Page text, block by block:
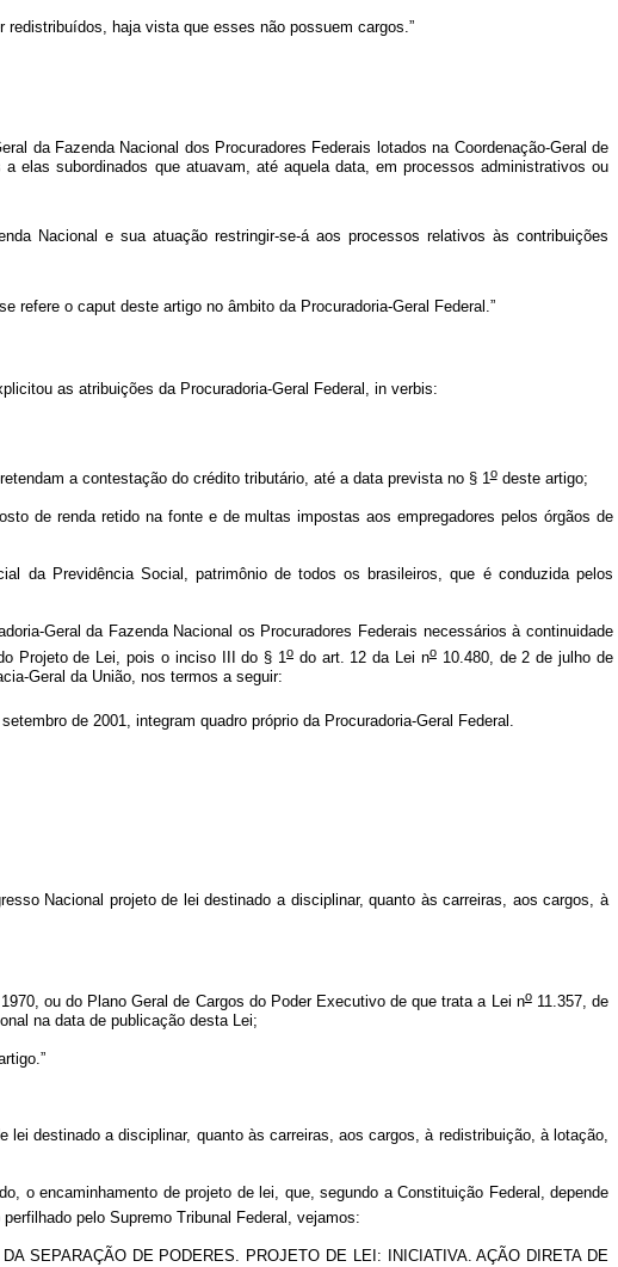
haja vista que esses não possuem cargos.”
da Fazenda Nacional dos Procuradores Federais lotados na Coordenação-Geral de
elas subordinados que atuavam, até aquela data, em processos administrativos ou
Nacional e sua atuação restringir-se-á aos processos relativos às contribuições
o caput deste artigo no âmbito da Procuradoria-Geral Federal.”
as atribuições da Procuradoria-Geral Federal, in verbis:
a contestação do crédito tributário, até a data prevista no § 1odeste artigo;
de renda retido na fonte e de multas impostas aos empregadores pelos órgãos de
da Previdência Social, patrimônio de todos os brasileiros, que é conduzida pelos
Geral da Fazenda Nacional os Procuradores Federais necessários à continuidade
Projeto de Lei, pois o inciso III do § 1o do art. 12 da Lei no10.480, de 2 de julho de
Geral da União, nos termos a seguir:
de 2001, integram quadro próprio da Procuradoria-Geral Federal.
Nacional projeto de lei destinado a disciplinar, quanto às carreiras, aos cargos, à
ou do Plano Geral de Cargos do Poder Executivo de que trata a Lei no11.357, de
na data de publicação desta Lei;
destinado a disciplinar, quanto às carreiras, aos cargos, à redistribuição, à lotação,
o encaminhamento de projeto de lei, que, segundo a Constituição Federal, depende
perfilhado pelo Supremo Tribunal Federal, vejamos:
SEPARAÇÃO DE PODERES. PROJETO DE LEI: INICIATIVA. AÇÃO DIRETA DE